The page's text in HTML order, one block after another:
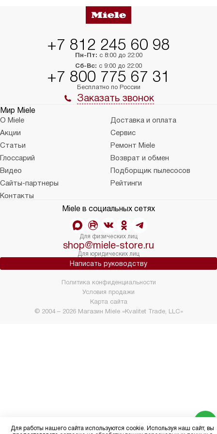
+7 812 245 60 98
Пн-Пт: с 8:00 до 22:00
Сб-Вс: с 9:00 до 22:00
+7 800 775 67 31
Бесплатно по России
Заказать звонок
Мир Miele
О Miele
Доставка и оплата
Акции
Сервис
Статьи
Ремонт Miele
Глоссарий
Возврат и обмен
Видео
Подборщик пылесосов
Сайты-партнеры
Рейтинги
Контакты
Miele в социальных сетях
Для физических лиц
shop@miele-store.ru
Для юридических лиц
Написать руководству
© 2004 – 2026 Магазин Miele «Kvalitet Trade, LLC»
Политика конфиденциальности
Условия продажи
Карта сайта
Для работы нашего сайта используются cookie. Используя наш сайт, вы